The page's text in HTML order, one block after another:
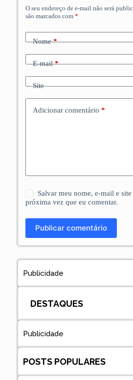
O seu endereço de e-mail não será
são marcados com *
Nome*
E-mail*
Site
Adicionar comentário *
Salvar meu nome, e-mail e
próxima vez que eu comentar.
Publicar comentário
Publicidade
DESTAQUES
Publicidade
POSTS POPULARES